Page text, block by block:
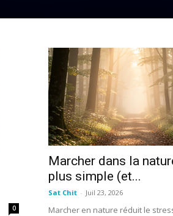
0
Marcher dans la
plus simple (et...
Sat Chit - Juil 23, 2026
Marcher en nature réduit le